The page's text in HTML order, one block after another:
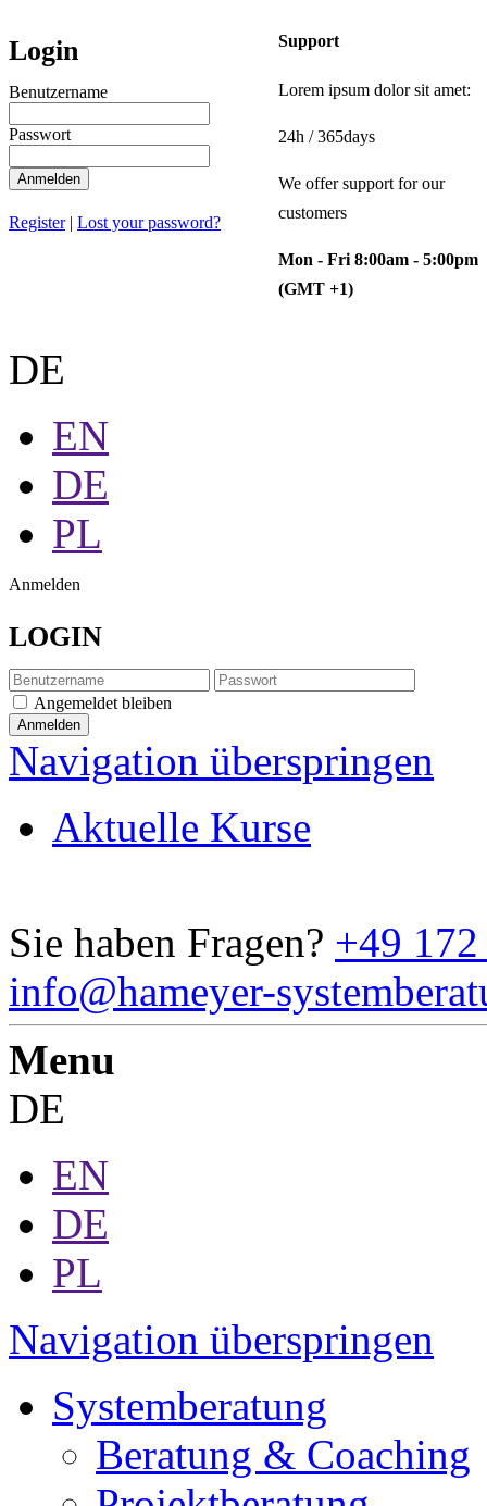
Login
Benutzername
Passwort
Anmelden
Register| Lost your password?
Support
Lorem ipsum dolor sit amet:
24h / 365days
We offer support for our
customers
Mon - Fri 8:00am - 5:00pm
(GMT +1)
DE
EN
DE
PL
Anmelden
LOGIN
Angemeldet bleiben
Navigation überspringen
Aktuelle Kurse
Sie haben Fragen? +49
info@hameyer-
Menu
DE
EN
DE
PL
Navigation überspringen
Systemberatung
Beratung & Coaching